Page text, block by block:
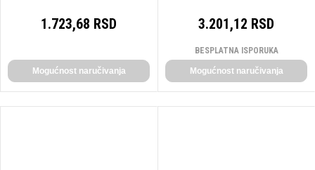
1.723,68 RSD
Mogućnost naručivanja
3.201,12 RSD
BESPLATNA ISPORUKA
Mogućnost naručivanja